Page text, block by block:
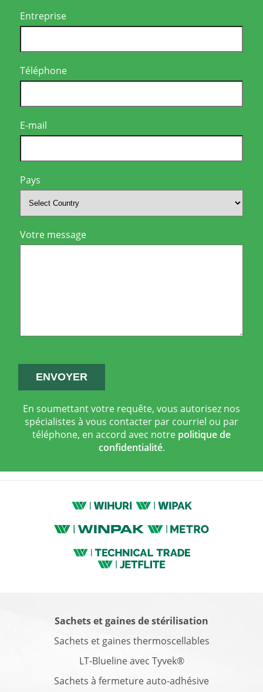
Entreprise
Téléphone
E-mail
Pays
Votre message
En soumettant votre requête, vous autorisez nos
spécialistes à vous contacter par courriel ou par
téléphone, en accord avec notre politique de
confidentialité.
Sachets et gaines de stérilisation
Sachets et gaines thermoscellables
LT-Blueline avec Tyvek®
Sachets à fermeture auto-adhésive